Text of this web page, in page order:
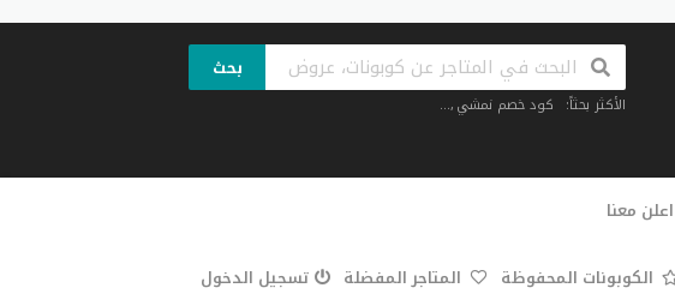
بحث
الأكثر بحثاً: كود خصم نمشي,...
تخطي
اعلن معنا
الكوبونات المحفوظة المتاجر المفضلة تسجيل الدخول